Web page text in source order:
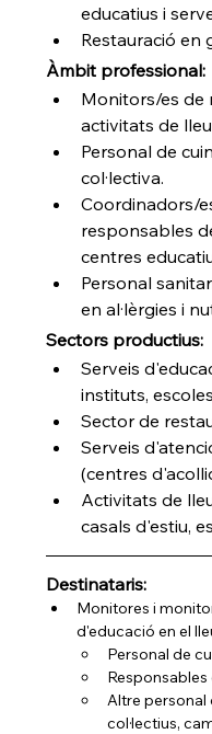
educatius i
Restauració en
Àmbit professional:
Monitors/es de
activitats de
Personal de
col·lectiva.
Coordinadors/
responsables
centres
Personal
en al·lèrgies i
Sectors productius:
Serveis
instituts,
Sector de
Serveis
(centres
Activitats de
casals d'estiu,
Destinataris:
Monitores i
d'educació en el
Personal de
Altre personal
col·lectius,